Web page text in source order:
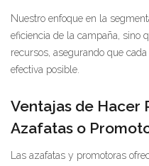
Nuestro enfoque en la
eficiencia de la campaña, sino
recursos, asegurando que
efectiva posible.
Ventajas de Hacer
Azafatas o
Las azafatas y promotoras